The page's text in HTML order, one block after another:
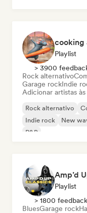
Playlist
> 3900
Rock alternativo
Garage rockIndie
Adicionar artistas
Rock alternativo
Indie rock
New
R&B
Amp’d
Playlist
> 1800
BluesGarage rock